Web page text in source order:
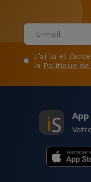
J’ai lu et
la Politique